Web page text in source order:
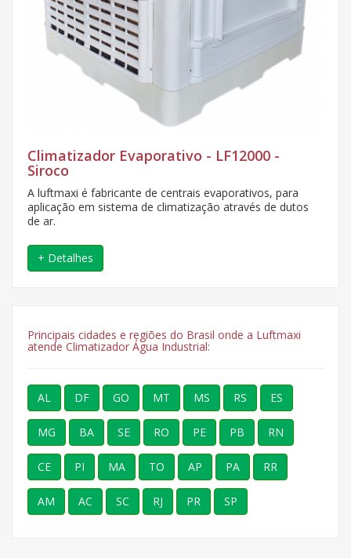
Climatizador Evaporativo - LF12000 -
Siroco
A luftmaxi é fabricante de centrais evaporativos, para
aplicação em sistema de climatização através de dutos
de ar.
+ Detalhes
Principais cidades e regiões do Brasil onde a Luftmaxi
atende Climatizador Água Industrial:
AL DF GO MT MS RS ES
MG BA SE RO PE PB RN
CE PI MA TO AP PA RR
AM AC SC RJ PR SP